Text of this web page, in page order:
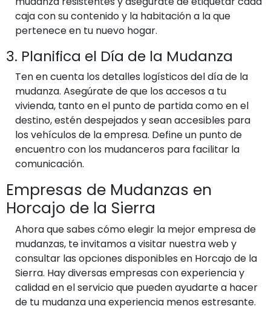
caja con su contenido y la habitación a la que
pertenece en tu nuevo hogar.
3. Planifica el Día de la Mudanza
Ten en cuenta los detalles logísticos del día de la
mudanza. Asegúrate de que los accesos a tu
vivienda, tanto en el punto de partida como en el
destino, estén despejados y sean accesibles para
los vehículos de la empresa. Define un punto de
encuentro con los mudanceros para facilitar la
comunicación.
Empresas de Mudanzas en
Horcajo de la Sierra
Ahora que sabes cómo elegir la mejor empresa de
mudanzas, te invitamos a visitar nuestra web y
consultar las opciones disponibles en Horcajo de la
Sierra. Hay diversas empresas con experiencia y
calidad en el servicio que pueden ayudarte a hacer
de tu mudanza una experiencia menos estresante.